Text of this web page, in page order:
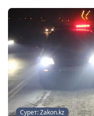
Сурет: Zakon.kz